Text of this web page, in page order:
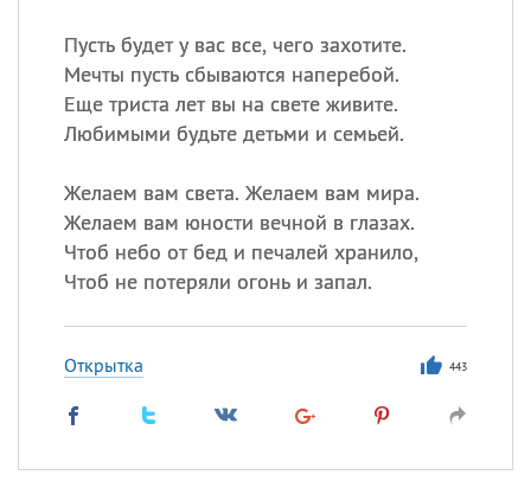
Пусть будет у вас все, чего захотите.
Мечты пусть сбываются наперебой.
Еще триста лет вы на свете живите.
Любимыми будьте детьми и семьей.
Желаем вам света. Желаем вам мира.
Желаем вам юности вечной в глазах.
Чтоб небо от бед и печалей хранило,
Чтоб не потеряли огонь и запал.
Открытка 443